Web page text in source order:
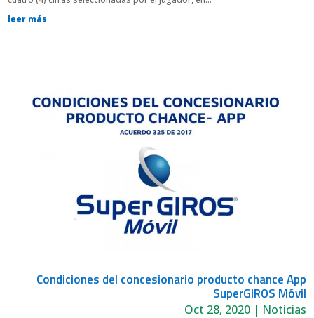
leer más
Condiciones del concesionario producto chance App
SuperGIROS Móvil
Oct 28, 2020| Noticias